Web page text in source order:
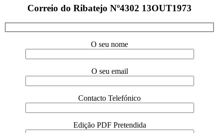
Correio do Ribatejo Nº4302 13OUT1973
O seu nome
O seu email
Contacto Telefónico
Edição PDF Pretendida